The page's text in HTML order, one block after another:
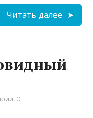
Читать далее
0